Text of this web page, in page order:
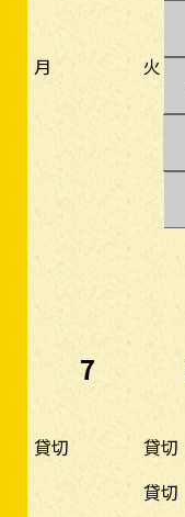
月
火
7
貸切
貸切
貸切